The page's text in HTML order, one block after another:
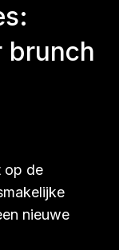
brunch
op de
nieuwe